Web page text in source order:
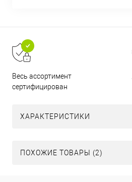
Весь ассортимент
сертифицирован
ХАРАКТЕРИСТИКИ
ПОХОЖИЕ ТОВАРЫ (2)